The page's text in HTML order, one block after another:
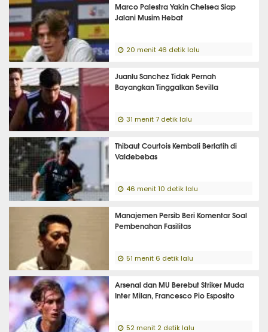
Marco Palestra Yakin Chelsea Siap
Jalani Musim Hebat
20 menit 46 detik lalu
Juanlu Sanchez Tidak Pernah
Bayangkan Tinggalkan Sevilla
31 menit 7 detik lalu
Thibaut Courtois Kembali Berlatih di
Valdebebas
46 menit 10 detik lalu
Manajemen Persib Beri Komentar Soal
Pembenahan Fasilitas
51 menit 6 detik lalu
Arsenal dan MU Berebut Striker Muda
Inter Milan, Francesco Pio Esposito
52 menit 2 detik lalu